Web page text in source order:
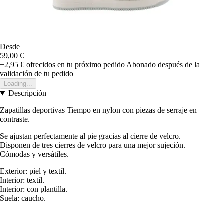
Desde
59,00 €
+2,95 € ofrecidos en tu próximo pedido Abonado después de la
validación de tu pedido
Loading...
Descripción
Zapatillas deportivas Tiempo en nylon con piezas de serraje en
contraste.
Se ajustan perfectamente al pie gracias al cierre de velcro.
Disponen de tres cierres de velcro para una mejor sujeción.
Cómodas y versátiles.
Exterior: piel y textil.
Interior: textil.
Interior: con plantilla.
Suela: caucho.